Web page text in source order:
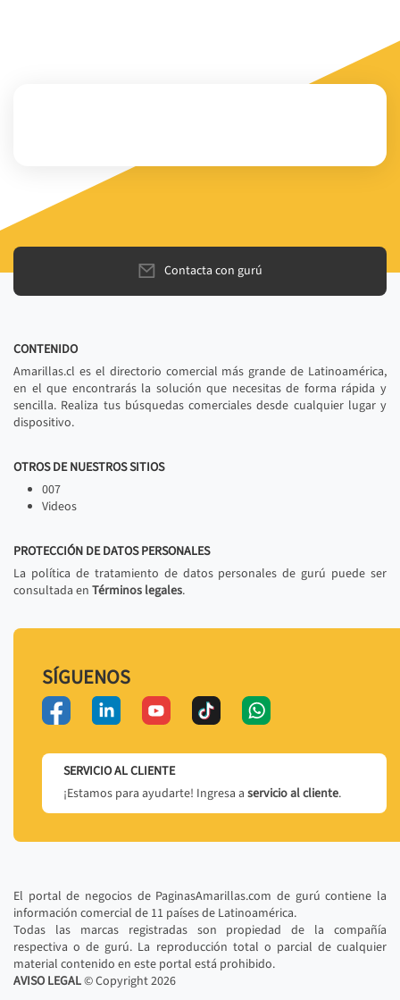
Contacta con gurú
CONTENIDO
Amarillas.cl es el directorio comercial más grande de Latinoamérica,
en el que encontrarás la solución que necesitas de forma rápida y
sencilla. Realiza tus búsquedas comerciales desde cualquier lugar y
dispositivo.
OTROS DE NUESTROS SITIOS
007
Videos
PROTECCIÓN DE DATOS PERSONALES
La política de tratamiento de datos personales de gurú puede ser
consultada en Términos legales.
SÍGUENOS
SERVICIO AL CLIENTE
¡Estamos para ayudarte! Ingresa a servicio al cliente.
El portal de negocios de PaginasAmarillas.com de gurú contiene la
información comercial de 11 países de Latinoamérica.
Todas las marcas registradas son propiedad de la compañía
respectiva o de gurú. La reproducción total o parcial de cualquier
material contenido en este portal está prohibido.
AVISO LEGAL© Copyright2026